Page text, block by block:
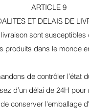
ARTICLE 9
ET DELAIS DE
sont susceptibles
produits dans le monde
de contrôler l’état
d’un délai de 24H pour
conserver l'emballage